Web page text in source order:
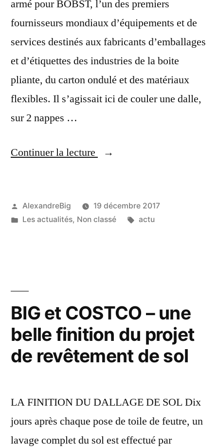
armé pour BOBST, l’un des premiers
fournisseurs mondiaux d’équipements et de
services destinés aux fabricants d’emballages
et d’étiquettes des industries de la boite
pliante, du carton ondulé et des matériaux
flexibles. Il s’agissait ici de couler une dalle,
sur 2 nappes …
Continuer la lecture
AlexandreBig
19 décembre 2017
Les actualités, Non classé actu
BIG et COSTCO – une
belle finition du projet
de revêtement de sol
LA FINITION DU DALLAGE DE SOL Dix
jours après chaque pose de toile de feutre, un
lavage complet du sol est effectué par